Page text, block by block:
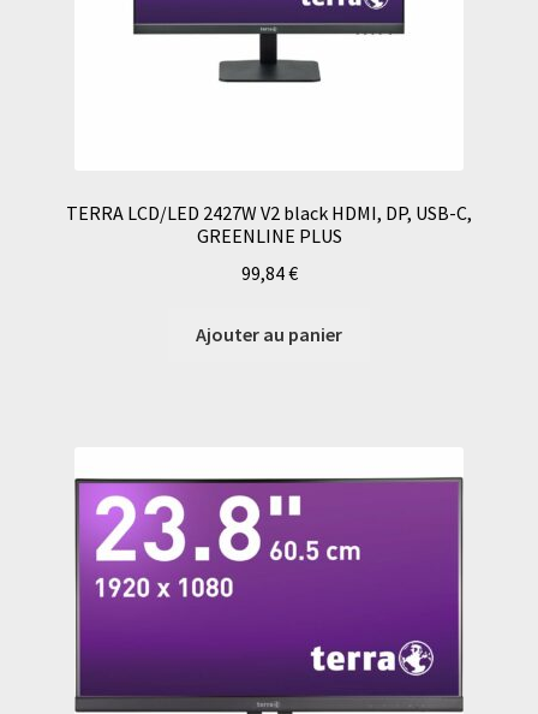
TERRA LCD/LED 2427W V2 black HDMI, DP, USB-C,
GREENLINE PLUS
99,84€
Ajouter au panier